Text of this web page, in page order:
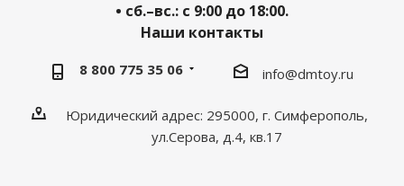
• сб.–вс.: с 9:00 до 18:00.
Наши контакты
8 800 775 35 06 info@dmtoy.ru
Юридический адрес: 295000, г. Симферополь,
ул.Серова, д.4, кв.17